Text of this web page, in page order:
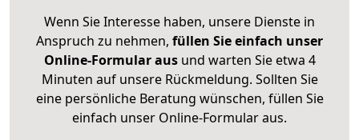
Wenn Sie Interesse haben, unsere Dienste in
Anspruch zu nehmen, füllen Sie einfach unser
Online-Formular ausund warten Sie etwa 4
Minuten auf unsere Rückmeldung. Sollten Sie
eine persönliche Beratung wünschen, füllen Sie
einfach unser Online-Formular aus.